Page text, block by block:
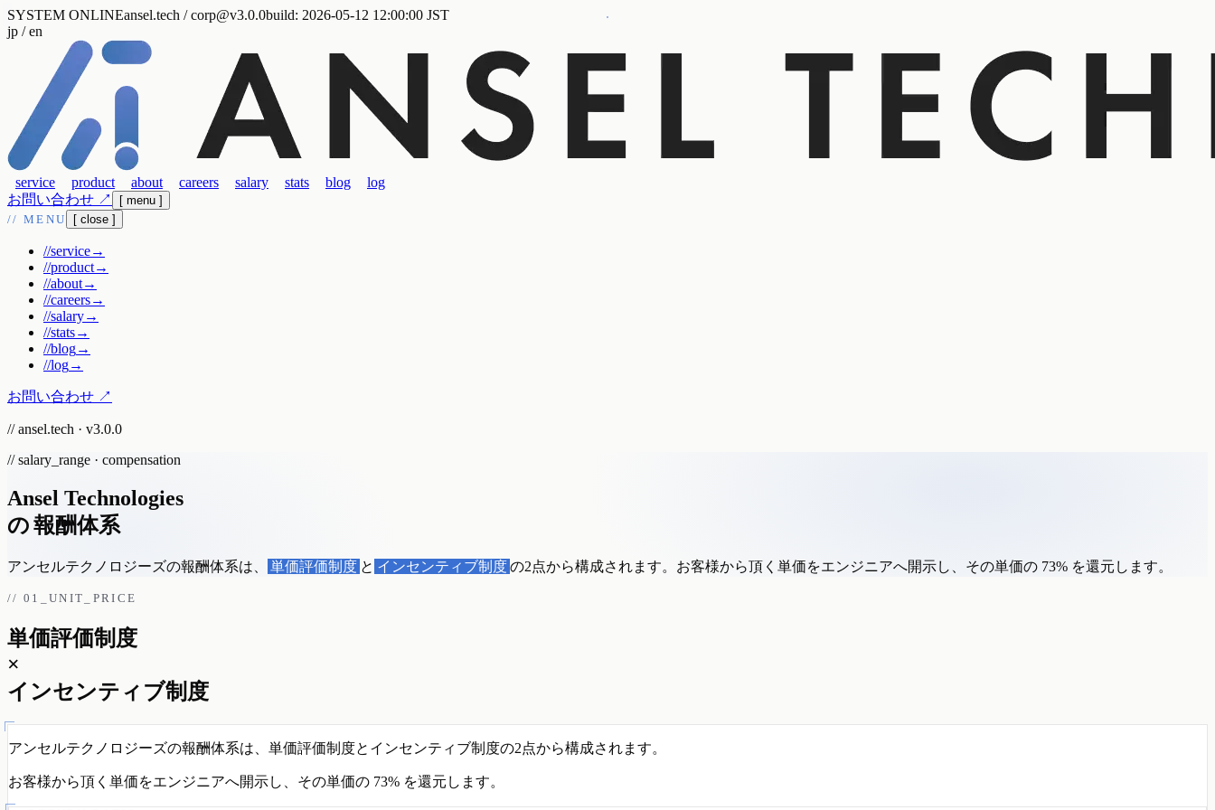
SYSTEM ONLINEansel.tech / corp@v3.0.0build: 2026-05-12 12:00:00 JST
jp / en
service product about careers salary stats blog
log
お問い合わせ ↗
[ menu ]
// MENU
[ close ]
//service→
//product→
//about→
//careers→
//salary→
//stats→
//blog→
//log→
お問い合わせ ↗
// ansel.tech · v3.0.0
// salary_range · compensation
Ansel Technologies
の 報酬体系
アンセルテクノロジーズの報酬体系は、 単価評価制度 と インセンティブ制度の2点から構成されます。お客様から頂く単価をエンジニアへ開示し、その単価の 73%を還元します。
// 01_UNIT_PRICE
単価評価制度
×
インセンティブ制度
アンセルテクノロジーズの報酬体系は、単価評価制度とインセンティブ制度の2点から構成されます。
お客様から頂く単価をエンジニアへ開示し、その単価の 73% を還元します。